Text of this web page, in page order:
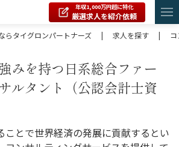
年収1,000万円超に特化
厳選求人を紹介依頼
らタイグロンパートナーズ
| 求人を探す |
みを持つ日系総合ファー
ルタント（公認会計士資
ことで世界経済の発展に貢献するとい